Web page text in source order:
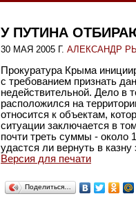
У ПУТИНА
30 МАЯ 2005 Г. АЛЕКСАНДР
Прокуратура Крыма
с требованием признать
недействительной. Дело в
расположился на
относится к объектам,
ситуации заключается в
почти треть суммы - около
удастся ли вернуть в казну
Версия для печати
Поделиться…